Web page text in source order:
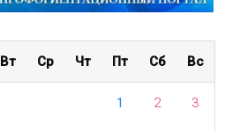
Вт Ср Чт Пт Сб Вс
1 2 3